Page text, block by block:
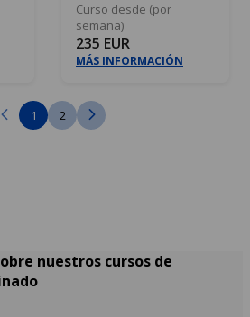
Curso desde (por
semana)
235 EUR
MÁS INFORMACIÓN
1 2
nuestros cursos de